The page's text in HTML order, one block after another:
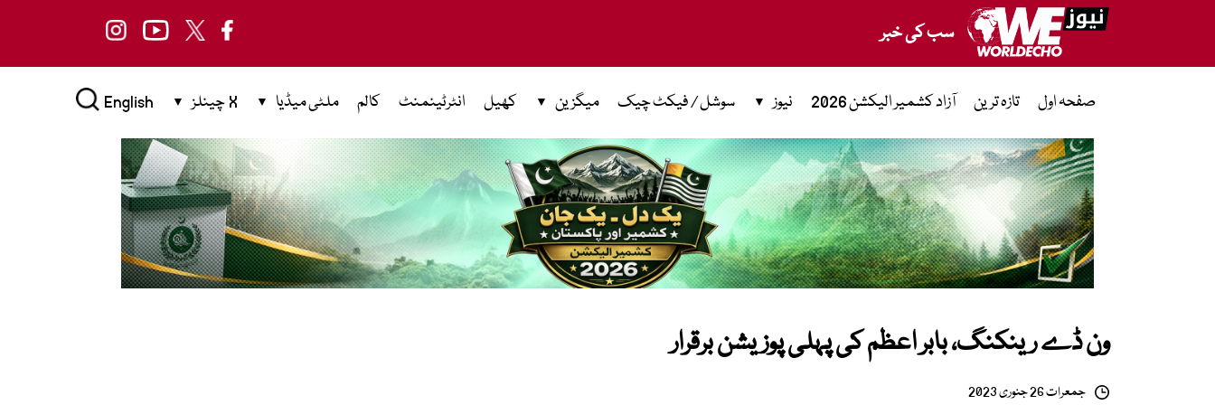
سب کی خبر
صفحہ اول تازہ ترین آزاد کشمیر الیکشن 2026 نیوز سوشل / فیکٹ چیک میگزین کھیل انٹرٹینمنٹ کالم ملٹی میڈیا X چینلز English
ون ڈے رینکنگ، بابر اعظم کی پہلی پوزیشن برقرار
جمعرات 26 جنوری 2023